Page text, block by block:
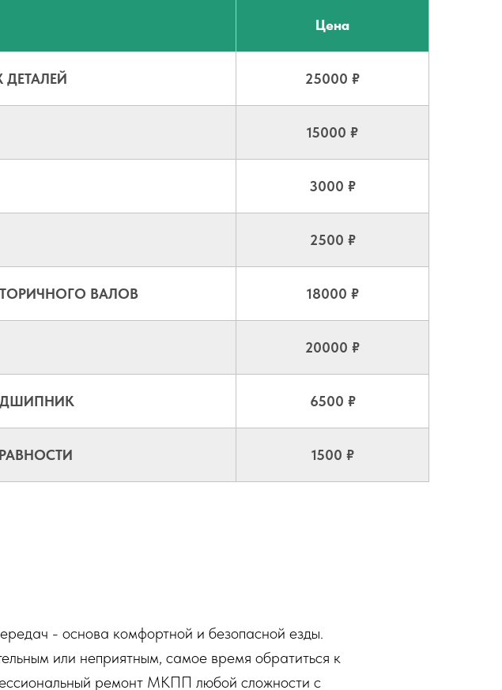
Цена
25000 ₽
15000 ₽
3000 ₽
2500 ₽
ВАЛОВ 18000 ₽
20000 ₽
6500 ₽
1500 ₽
- основа комфортной и безопасной езды.
или неприятным, самое время обратиться к
ремонт МКПП любой сложности с